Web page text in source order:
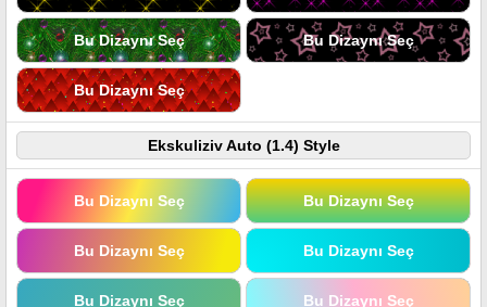
Bu Dizaynı Seç Bu Dizaynı Seç
Bu Dizaynı Seç
Ekskuliziv Auto (1.4) Style
Bu Dizaynı Seç Bu Dizaynı Seç
Bu Dizaynı Seç Bu Dizaynı Seç
Bu Dizaynı Seç Bu Dizaynı Seç